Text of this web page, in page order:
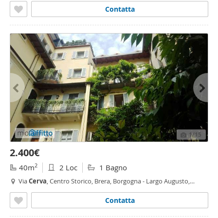
Contatta
1/15
2.400€
40m2 2 Loc 1 Bagno
ViaCerva, Centro Storico, Brera, Borgogna - Largo Augusto,
Contatta